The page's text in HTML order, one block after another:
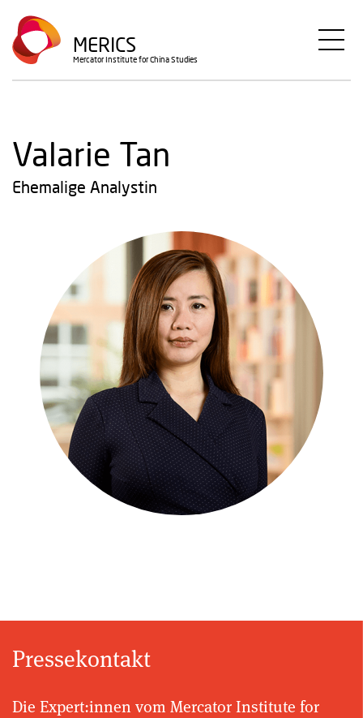
Direkt
zum
Inhalt
MERICS
Mercator Institute for China Studies
Valarie Tan
Ehemalige Analystin
Pressekontakt
Die Expert:innen vom Mercator Institute for